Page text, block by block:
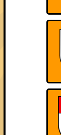
1. Mir
2. Quiz me